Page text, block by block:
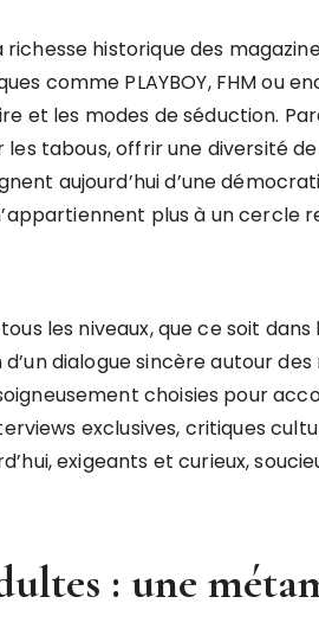
historique des
comme PLAYBOY, FHM ou
et les modes de séduction.
tabous, offrir une diversité
aujourd’hui d’une
plus à un cercle
les niveaux, que ce soit
dialogue sincère autour
choisies pour
exclusives, critiques
exigeants et curieux,
: une